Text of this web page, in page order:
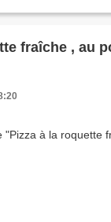
fraîche , au